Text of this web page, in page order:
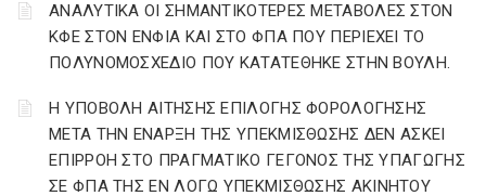
ΑΝΑΛΥΤΙΚΑ ΟΙ ΣΗΜΑΝΤΙΚΟΤΕΡΕΣ ΜΕΤΑΒΟΛΕΣ ΣΤΟΝ
ΚΦΕ ΣΤΟΝ ΕΝΦΙΑ ΚΑΙ ΣΤΟ ΦΠΑ ΠΟΥ ΠΕΡΙΕΧΕΙ ΤΟ
ΠΟΛΥΝΟΜΟΣΧΕΔΙΟ ΠΟΥ ΚΑΤΑΤΕΘΗΚΕ ΣΤΗΝ ΒΟΥΛΗ.
Η ΥΠΟΒΟΛΗ ΑΙΤΗΣΗΣ ΕΠΙΛΟΓΗΣ ΦΟΡΟΛΟΓΗΣΗΣ
ΜΕΤΑ ΤΗΝ ΕΝΑΡΞΗ ΤΗΣ ΥΠΕΚΜΙΣΘΩΣΗΣ ΔΕΝ ΑΣΚΕΙ
ΕΠΙΡΡΟΗ ΣΤΟ ΠΡΑΓΜΑΤΙΚΟ ΓΕΓΟΝΟΣ ΤΗΣ ΥΠΑΓΩΓΗΣ
ΣΕ ΦΠΑ ΤΗΣ ΕΝ ΛΟΓΩ ΥΠΕΚΜΙΣΘΩΣΗΣ ΑΚΙΝΗΤΟΥ